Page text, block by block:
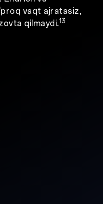
vaqt ajratasiz,
qilmaydi.13